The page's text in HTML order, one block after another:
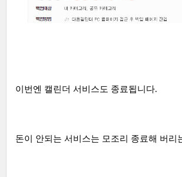
이번엔 캘린더 서비스도 종료됩니다.
돈이 안되는 서비스는 모조리 종료해 버리